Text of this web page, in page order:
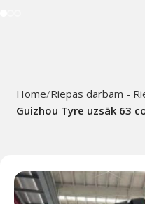
Home Riepas darbam -
Guizhou Tyre uzsāk 63